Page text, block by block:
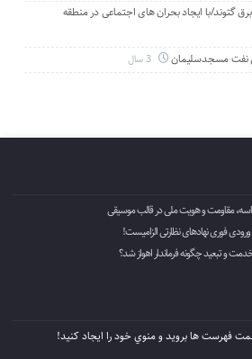
گتوند/با ایجاد بحران های اجتماعی در منطقه
نفت مسجدسلیمان 3 سال
مقاومت و هویت ملی در قالب موسیقی
فوری نهادهای نظارتی الزامیست!
و تبعید چگونه فرماندار اهواز شد؟
فهرست ها برويد و منوي خود را ايجاد كنيد!